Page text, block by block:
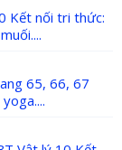
Kết nối tri thức:
65, 66, 67